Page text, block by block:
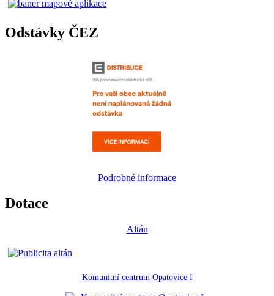
Odstávky ČEZ
Podrobné informace
Dotace
Altán
Komunitní centrum Opatovice I